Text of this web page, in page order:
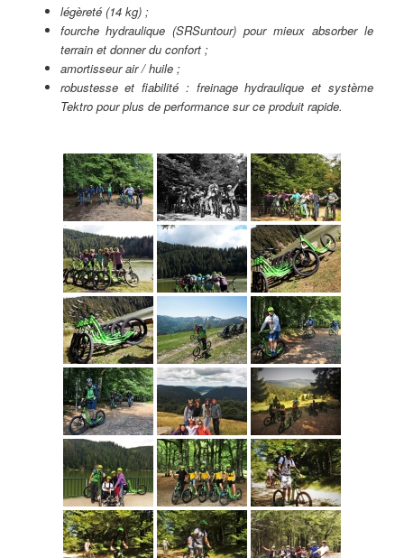
légèreté (14 kg) ;
fourche hydraulique (SRSuntour) pour mieux absorber le
terrain et donner du confort ;
amortisseur air / huile ;
robustesse et fiabilité : freinage hydraulique et système
Tektro pour plus de performance sur ce produit rapide.